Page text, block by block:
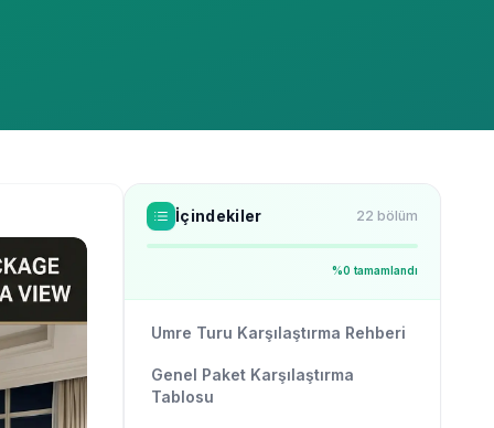
İçindekiler 22 bölüm
%0 tamamlandı
Umre Turu Karşılaştırma Rehberi
Genel Paket Karşılaştırma
Tablosu